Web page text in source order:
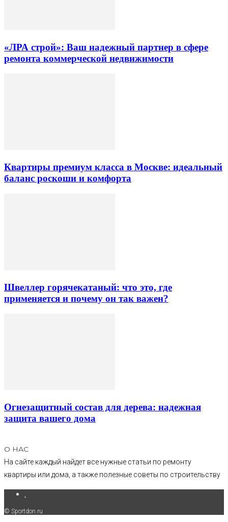
«ЛРА строй»: Ваш надежный партнер в сфере
ремонта коммерческой недвижимости
Квартиры премиум класса в Москве: идеальный
баланс роскоши и комфорта
Швеллер горячекатаный: что это, где
применяется и почему он так важен?
Огнезащитный состав для дерева: надежная
защита вашего дома
О НАС
На сайте каждый найдет все нужные статьи по ремонту
квартиры или дома, а также полезные советы по строительству
© Sportdon.ru